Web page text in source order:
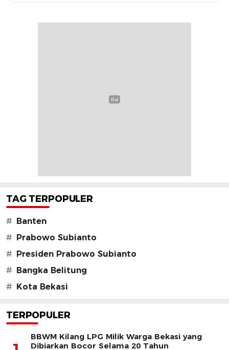
TAG TERPOPULER
# Banten
# Prabowo Subianto
# Presiden Prabowo Subianto
# Bangka Belitung
# Kota Bekasi
TERPOPULER
BBWM Kilang LPG Milik Warga Bekasi yang
Dibiarkan Bocor Selama 20 Tahun